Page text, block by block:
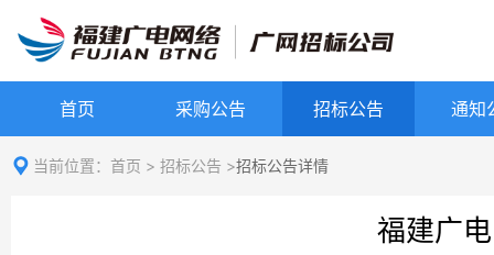
首页 采购公告 招标公告 通知
当前位置： 首页 > 招标公告 >招标公告详情
福建广